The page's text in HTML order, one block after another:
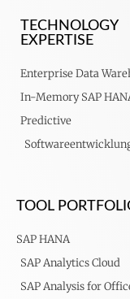
TECHNOLOGY
EXPERTISE
Enterprise Data
In-Memory SAP
Predictive
TOOL
SAP HANA
SAP Analytics Cloud
SAP Analysis for